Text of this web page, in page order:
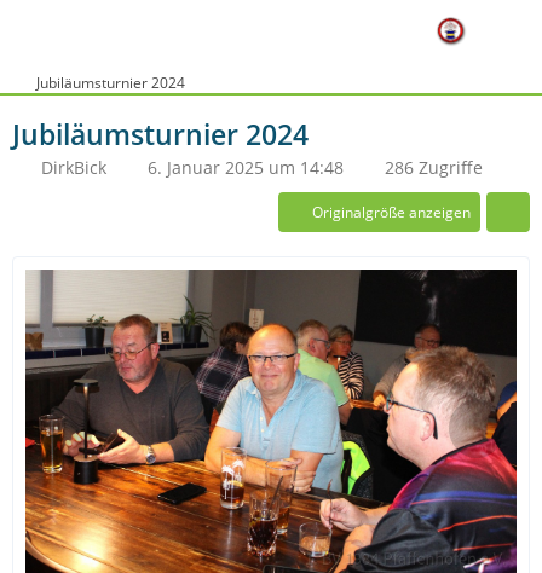
Jubiläumsturnier 2024
Jubiläumsturnier 2024
DirkBick 6. Januar 2025 um 14:48 286 Zugriffe
Originalgröße anzeigen